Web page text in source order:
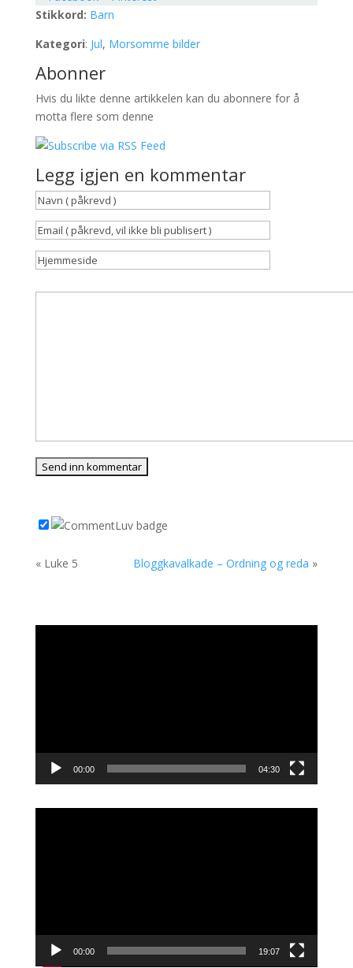
Stikkord: Barn
Kategori: Jul, Morsomme bilder
Abonner
Hvis du likte denne artikkelen kan du abonnere for å
motta flere som denne
Legg igjen en kommentar
« Luke 5 Bloggkavalkade – Ordning og reda »
00:00 04:30
00:00 19:07